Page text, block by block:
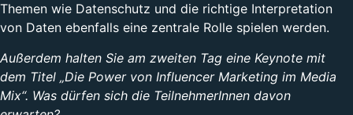
Themen wie Datenschutz und die richtige Interpretation
von Daten ebenfalls eine zentrale Rolle spielen werden.
Außerdem halten Sie am zweiten Tag eine Keynote mit
dem Titel „Die Power von Influencer Marketing im Media
Mix“. Was dürfen sich die TeilnehmerInnen davon